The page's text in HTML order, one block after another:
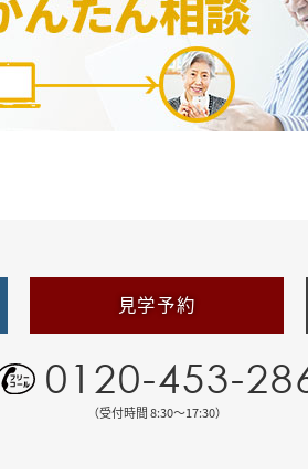
見学予約
0120-453-
（受付時間 8:30〜17:30）